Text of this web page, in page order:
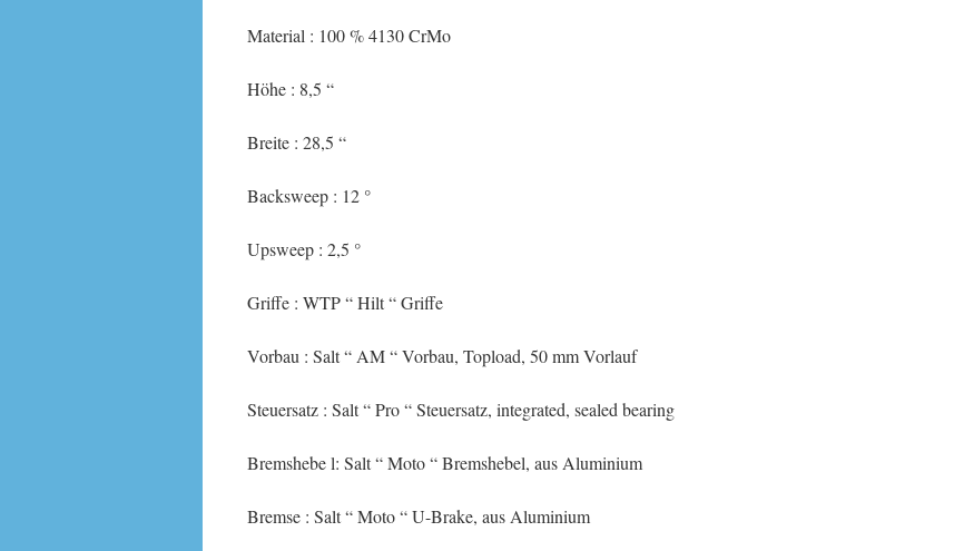
Material : 100 % 4130 CrMo
Höhe : 8,5 “
Breite : 28,5 “
Backsweep : 12 °
Upsweep : 2,5 °
Griffe : WTP “ Hilt “ Griffe
Vorbau : Salt “ AM “ Vorbau, Topload, 50 mm Vorlauf
Steuersatz : Salt “ Pro “ Steuersatz, integrated, sealed bearing
Bremshebe l: Salt “ Moto “ Bremshebel, aus Aluminium
Bremse : Salt “ Moto “ U-Brake, aus Aluminium